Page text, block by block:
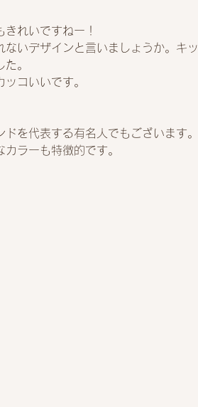
れいですねー！
いデザインと言いましょうか。キッ
。
コいいです。
を代表する有名人でもございます。
ラーも特徴的です。